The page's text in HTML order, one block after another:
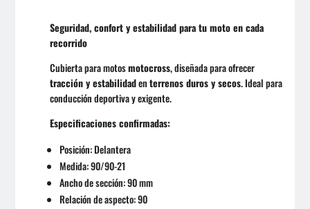
Seguridad, confort y estabilidad para tu moto en cada
recorrido
Cubierta para motosmotocross, diseñada para ofrecer
tracción y estabilidadenterrenos duros y secos. Ideal para
conducción deportiva y exigente.
Especificaciones confirmadas:
Posición: Delantera
Medida: 90/90-21
Ancho de sección: 90 mm
Relación de aspecto: 90